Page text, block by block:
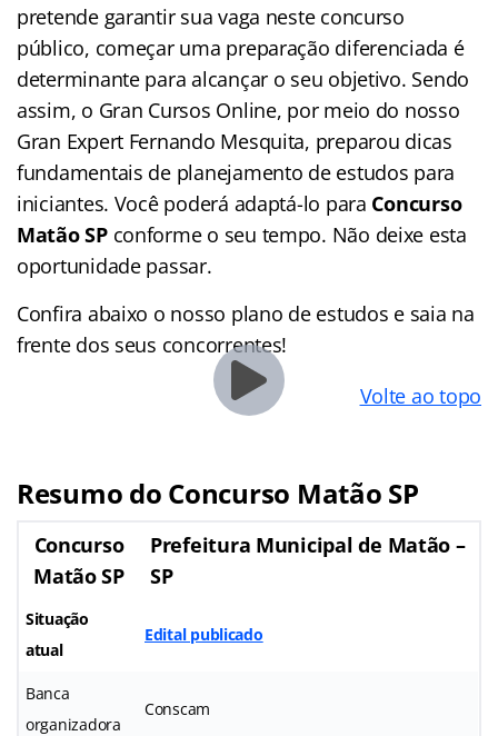
pretende garantir sua vaga neste concurso
público, começar uma preparação diferenciada é
determinante para alcançar o seu objetivo. Sendo
assim, o Gran Cursos Online, por meio do nosso
Gran Expert Fernando Mesquita, preparou dicas
fundamentais de planejamento de estudos para
iniciantes. Você poderá adaptá-lo para Concurso
Matão SPconforme o seu tempo. Não deixe esta
oportunidade passar.
Confira abaixo o nosso plano de estudos e saia na
frente dos seus concorrentes!
Volte ao topo
Resumo do Concurso Matão SP
Concurso
Matão SP
Prefeitura Municipal de Matão –
SP
Situação
atual
Edital publicado
Banca
organizadora
Conscam